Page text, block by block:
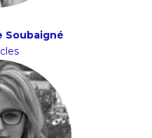
Soubaigné